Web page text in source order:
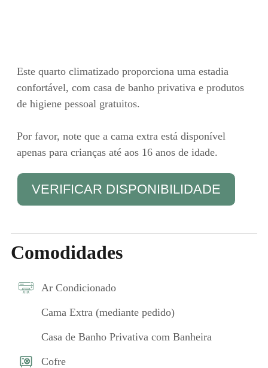
Este quarto climatizado proporciona uma estadia
confortável, com casa de banho privativa e produtos
de higiene pessoal gratuitos.
Por favor, note que a cama extra está disponível
apenas para crianças até aos 16 anos de idade.
VERIFICAR DISPONIBILIDADE
Comodidades
Ar Condicionado
Cama Extra (mediante pedido)
Casa de Banho Privativa com Banheira
Cofre